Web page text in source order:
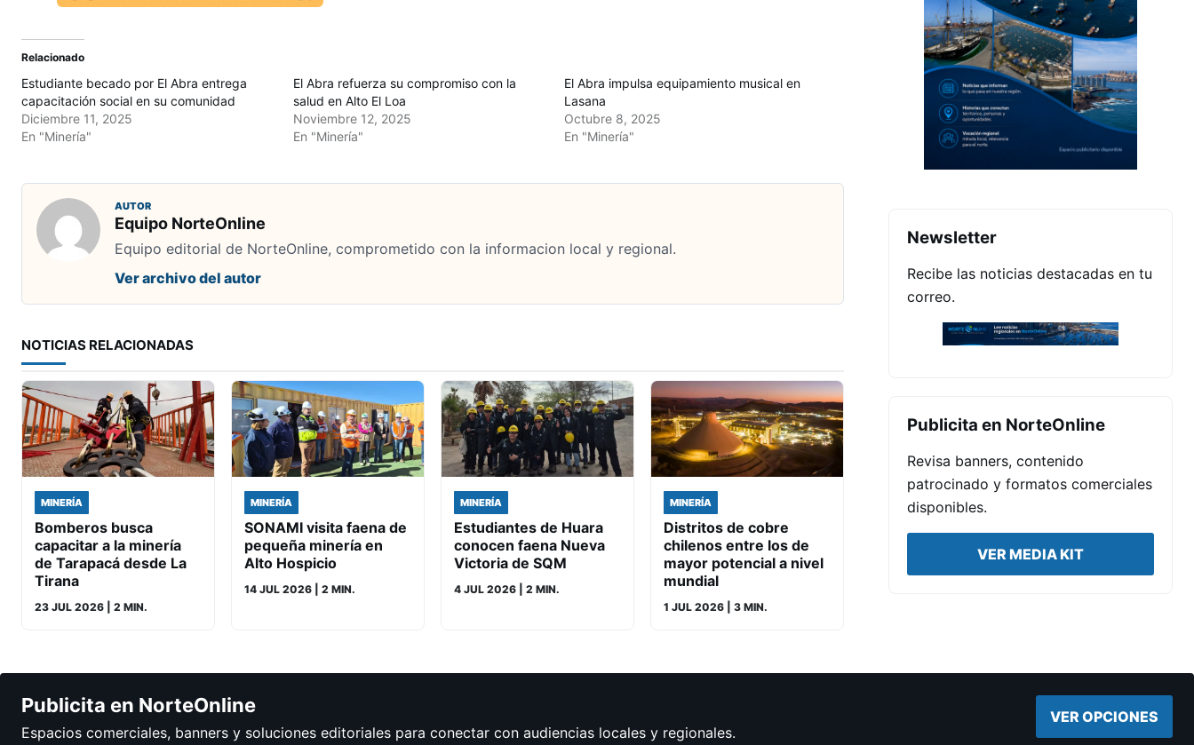
Relacionado
Estudiante becado por El Abra entrega
capacitación social en su comunidad
Diciembre 11, 2025
En "Minería"
El Abra refuerza su compromiso con la
salud en Alto El Loa
Noviembre 12, 2025
En "Minería"
El Abra impulsa equipamiento musical en
Lasana
Octubre 8, 2025
En "Minería"
AUTOR
Equipo NorteOnline
Equipo editorial de NorteOnline, comprometido con la informacion local y regional.
Ver archivo del autor
NOTICIAS RELACIONADAS
MINERÍA
Bomberos busca
capacitar a la minería
de Tarapacá desde La
Tirana
23 JUL 2026 | 2 MIN.
MINERÍA
SONAMI visita faena de
pequeña minería en
Alto Hospicio
14 JUL 2026 | 2 MIN.
MINERÍA
Estudiantes de Huara
conocen faena Nueva
Victoria de SQM
4 JUL 2026 | 2 MIN.
MINERÍA
Distritos de cobre
chilenos entre los de
mayor potencial a nivel
mundial
1 JUL 2026 | 3 MIN.
Newsletter
Recibe las noticias destacadas en tu
correo.
Publicita en NorteOnline
Revisa banners, contenido
patrocinado y formatos comerciales
disponibles.
VER MEDIA KIT
Publicita en NorteOnline
Espacios comerciales, banners y soluciones editoriales para conectar con audiencias locales y regionales.
VER OPCIONES